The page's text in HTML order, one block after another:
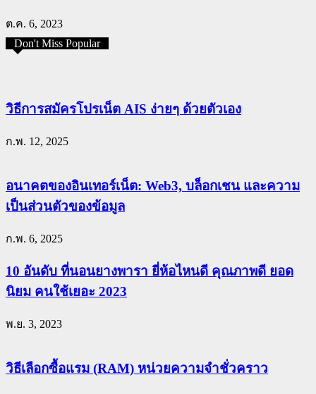
ต.ค. 6, 2023
Don't Miss Popular
วิธีการสมัครโปรเน็ต AIS ง่ายๆ ด้วยตัวเอง
ก.พ. 12, 2025
อนาคตของอินเทอร์เน็ต: Web3, บล็อกเชน และความ
เป็นส่วนตัวของข้อมูล
ก.พ. 6, 2025
10 อันดับ ที่นอนยางพารา ยี่ห้อไหนดี คุณภาพดี ยอด
นิยม คนใช้เยอะ 2023
พ.ย. 3, 2023
วิธีเลือกซื้อแรม (RAM) หน่วยความจำชั่วคราว